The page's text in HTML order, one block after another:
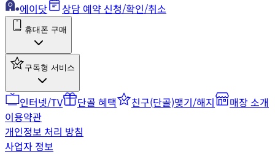
에이닷
상담 예약 신청/확인/취소
휴대폰 구매
구독형 서비스
인터넷/TV 단골 혜택 친구(단골)맺기/해지
매장 소개
이용약관
개인정보 처리 방침
사업자 정보